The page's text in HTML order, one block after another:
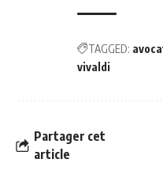
TAGGED:
vivaldi
Partager cet
article